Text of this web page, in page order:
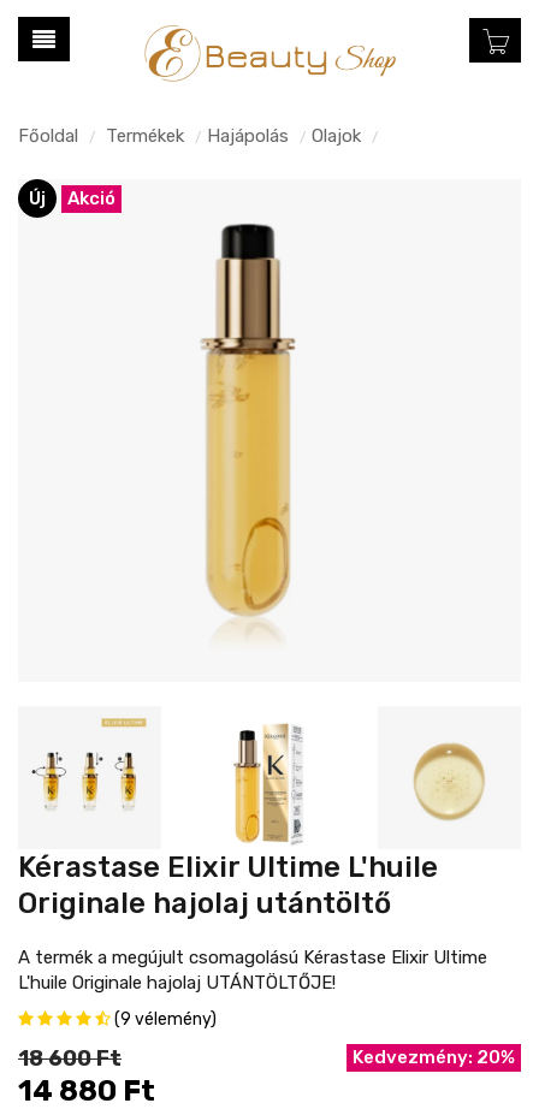
Főoldal / Termékek / Hajápolás / Olajok /
Új Akció
Kérastase Elixir Ultime L'huile
Originale hajolaj utántöltő
A termék a megújult csomagolású Kérastase Elixir Ultime
L'huile Originale hajolaj UTÁNTÖLTŐJE!
(9 vélemény)
18 600 Ft
14 880 Ft
Kedvezmény: 20%